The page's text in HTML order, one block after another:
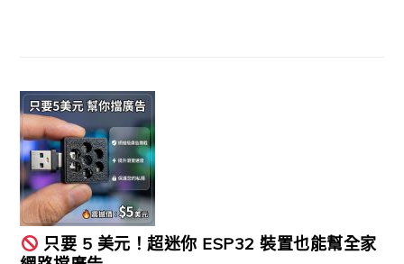
只要 5 美元！超迷你 ESP32 裝置也能幫全家